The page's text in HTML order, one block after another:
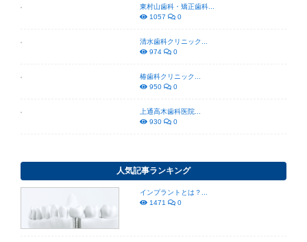
東村山歯科・矯正歯科...
1057
0
清水歯科クリニック...
974
0
椿歯科クリニック...
950
0
上通高木歯科医院...
930
0
人気記事ランキング
インプラントとは？...
1471
0